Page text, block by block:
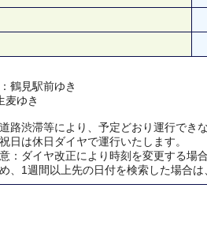
鶴見駅前ゆき
麦ゆき
渋滞等により、予定どおり運行できな
は休日ダイヤで運行いたします。
：ダイヤ改正により時刻を変更する場
、1週間以上先の日付を検索した場合